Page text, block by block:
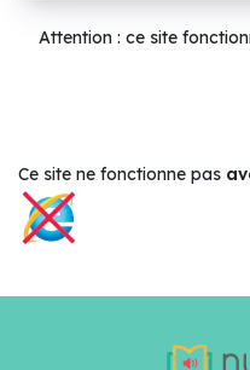
Attention : ce site
Ce site ne fonctionne pas